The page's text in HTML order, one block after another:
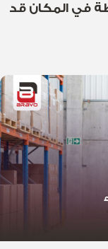
في المكان قد